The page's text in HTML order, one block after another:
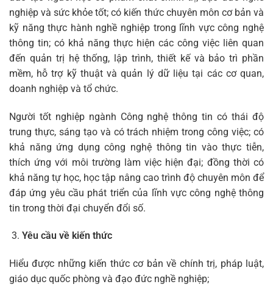
nghiệp và sức khỏe tốt; có kiến thức chuyên môn cơ bản và
kỹ năng thực hành nghề nghiệp trong lĩnh vực công nghệ
thông tin; có khả năng thực hiện các công việc liên quan
đến quản trị hệ thống, lập trình, thiết kế và bảo trì phần
mềm, hỗ trợ kỹ thuật và quản lý dữ liệu tại các cơ quan,
doanh nghiệp và tổ chức.
Người tốt nghiệp ngành Công nghệ thông tin có thái độ
trung thực, sáng tạo và có trách nhiệm trong công việc; có
khả năng ứng dụng công nghệ thông tin vào thực tiễn,
thích ứng với môi trường làm việc hiện đại; đồng thời có
khả năng tự học, học tập nâng cao trình độ chuyên môn để
đáp ứng yêu cầu phát triển của lĩnh vực công nghệ thông
tin trong thời đại chuyển đổi số.
Yêu cầu về kiến thức
Hiểu được những kiến thức cơ bản về chính trị, pháp luật,
giáo dục quốc phòng và đạo đức nghề nghiệp;